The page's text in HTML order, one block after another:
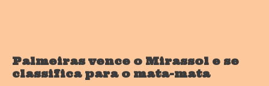
Palmeiras vence o Mirassol e se
classifica para o mata-mata